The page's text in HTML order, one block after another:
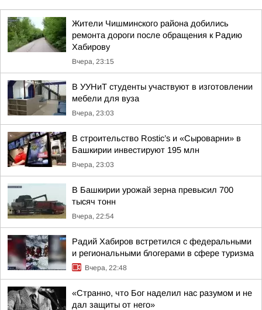
Жители Чишминского района добились
ремонта дороги после обращения к Радию
Хабирову
Вчера, 23:15
В УУНиТ студенты участвуют в изготовлении
мебели для вуза
Вчера, 23:03
В строительство Rostic’s и «Сыроварни» в
Башкирии инвестируют 195 млн
Вчера, 23:03
В Башкирии урожай зерна превысил 700
тысяч тонн
Вчера, 22:54
Радий Хабиров встретился с федеральными
и региональными блогерами в сфере туризма
Вчера, 22:48
«Странно, что Бог наделил нас разумом и не
дал защиты от него»